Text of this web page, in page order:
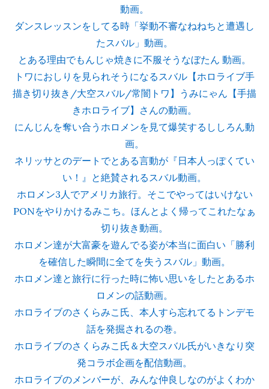
動画。
ダンスレッスンをしてる時「挙動不審なねねちと遭遇し
たスバル」動画。
とある理由でもんじゃ焼きに不服そうなぼたん 動画。
トワにおしりを見られそうになるスバル【ホロライブ手
描き切り抜き/大空スバル/常闇トワ】うみにゃん【手描
きホロライブ】さんの動画。
にんじんを奪い合うホロメンを見て爆笑するししろん動
画。
ネリッサとのデートでとある言動が『日本人っぽくてい
い！』と絶賛されるスバル動画。
ホロメン3人でアメリカ旅行。そこでやってはいけない
PONをやりかけるみこち。ほんとよく帰ってこれたなぁ
切り抜き動画。
ホロメン達が大富豪を遊んでる姿が本当に面白い「勝利
を確信した瞬間に全てを失うスバル」動画。
ホロメン達と旅行に行った時に怖い思いをしたとあるホ
ロメンの話動画。
ホロライブのさくらみこ氏、本人すら忘れてるトンデモ
話を発掘されるの巻。
ホロライブのさくらみこ氏＆大空スバル氏がいきなり突
発コラボ企画を配信動画。
ホロライブのメンバーが、みんな仲良しなのがよくわか